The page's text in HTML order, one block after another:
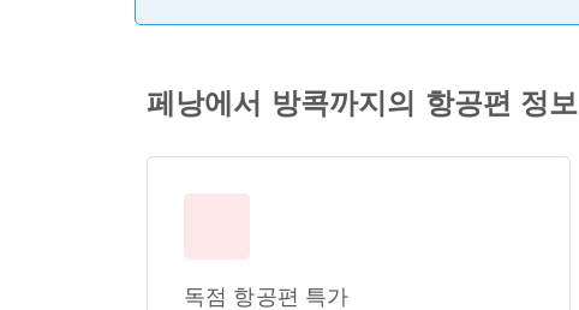
페낭에서 방콕까지의 항공편 정보
독점 항공편 특가